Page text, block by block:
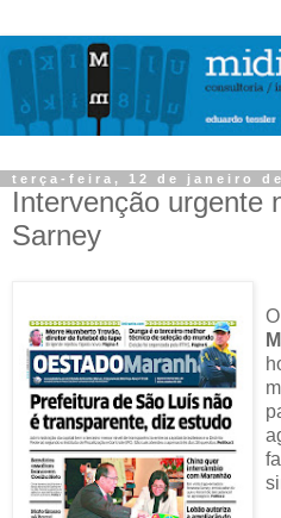
terça-feira, 12 de janeiro de
Intervenção urgente
Sarney